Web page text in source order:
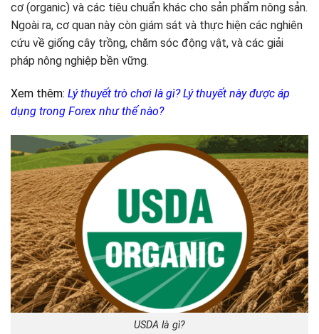
cơ (organic) và các tiêu chuẩn khác cho sản phẩm nông sản.
Ngoài ra, cơ quan này còn giám sát và thực hiện các nghiên
cứu về giống cây trồng, chăm sóc động vật, và các giải
pháp nông nghiệp bền vững.
Xem thêm: Lý thuyết trò chơi là gì? Lý thuyết này được áp
dụng trong Forex như thế nào?
USDA là gì?